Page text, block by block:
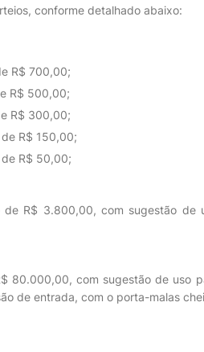
conforme detalhado abaixo:
R$ 700,00;
R$ 500,00;
R$ 300,00;
R$ 150,00;
R$ 50,00;
R$ 3.800,00, com sugestão de
80.000,00, com sugestão de uso
de entrada, com o porta-malas